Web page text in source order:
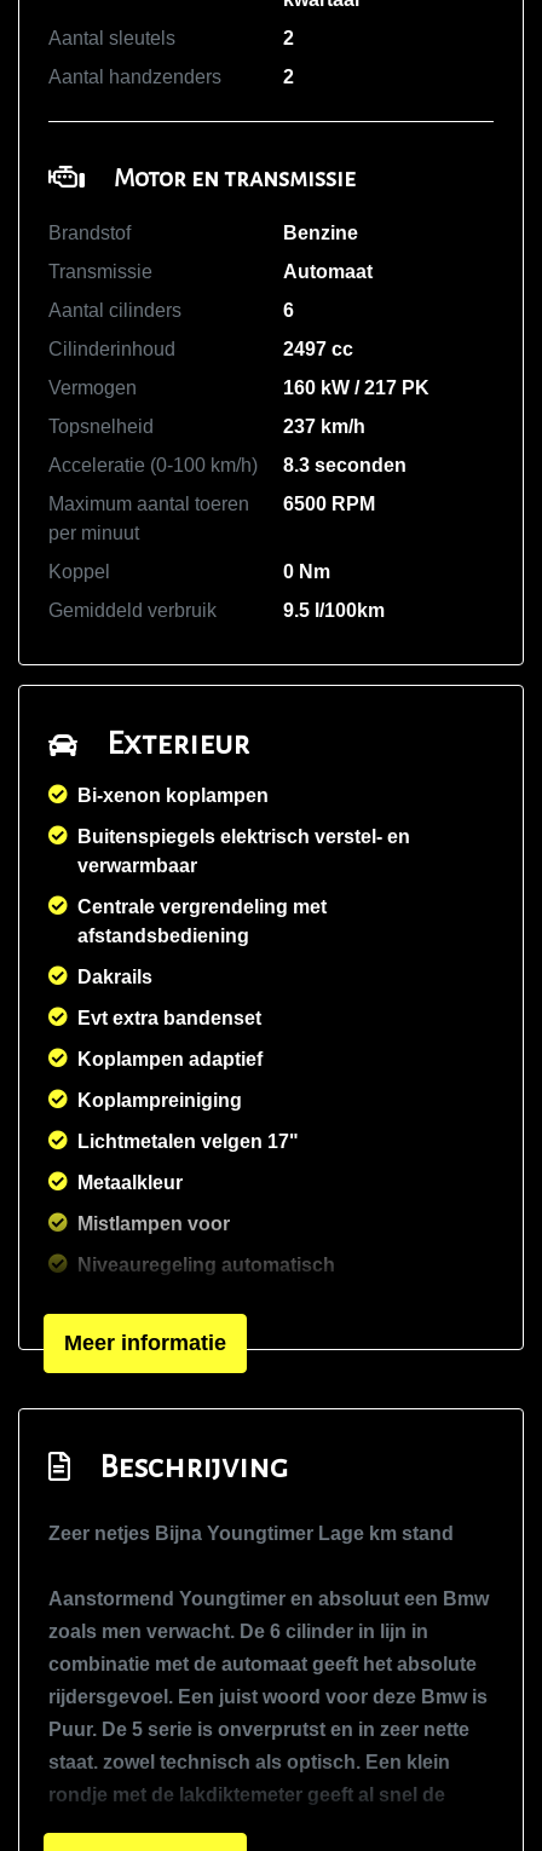
Aantal sleutels
2
Aantal handzenders
2
Motor en transmissie
Brandstof
Benzine
Transmissie
Automaat
Aantal cilinders
6
Cilinderinhoud
2497 cc
Vermogen
160 kW / 217 PK
Topsnelheid
237 km/h
Acceleratie (0-100 km/h)
8.3 seconden
Maximum aantal toeren
per minuut
6500 RPM
Koppel
0 Nm
Gemiddeld verbruik
9.5 l/100km
Exterieur
Bi-xenon koplampen
Buitenspiegels elektrisch verstel- en
verwarmbaar
Centrale vergrendeling met
afstandsbediening
Dakrails
Evt extra bandenset
Koplampen adaptief
Koplampreiniging
Lichtmetalen velgen 17"
Metaalkleur
Mistlampen voor
Niveauregeling automatisch
Sportvelgen
Elektrisch zonnescherm achterruit
Hoofdsteunen voor en achter
Lederen bekleding
Middenarmsteun voor
Meer informatie
Beschrijving
Zeer netjes Bijna Youngtimer Lage km stand
Aanstormend Youngtimer en absoluut een Bmw
zoals men verwacht. De 6 cilinder in lijn in
combinatie met de automaat geeft het absolute
rijdersgevoel. Een juist woord voor deze Bmw is
Puur. De 5 serie is onverprutst en in zeer nette
staat. zowel technisch als optisch. Een klein
rondje met de lakdiktemeter geeft al snel de